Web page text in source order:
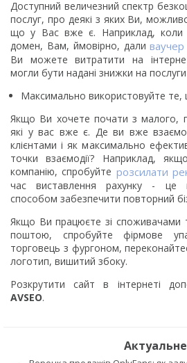
Доступний величезний спектр
послуг, про деякі з яких Ви,
що у Вас вже є. Наприклад, коли
домен, Вам, ймовірно, дали
Ви можете витратити на
могли бути надані знижки на послуги
Максимально використовуйте те,
Якщо Ви хочете почати з малого,
які у вас вже є. Де ви вже
клієнтами і як максимально
точки взаємодії? Наприклад,
компанію, спробуйте розсилати
час виставлення рахунку - це
способом забезпечити повторний
Якщо Ви працюєте зі споживачами
поштою, спробуйте фірмове
торговець з фургоном,
логотип, вишитий збоку.
Розкрутити сайт в інтернеті
AVSEO.
Актуальне